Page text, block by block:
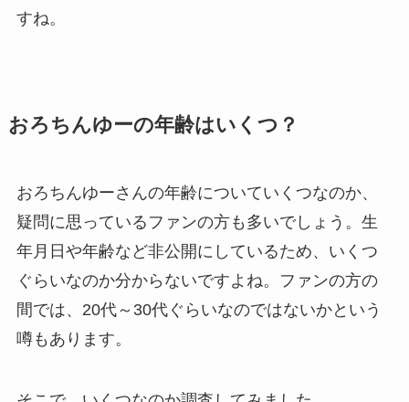
すね。
おろちんゆーの年齢はいくつ？
おろちんゆーさんの年齢についていくつなのか、
疑問に思っているファンの方も多いでしょう。生
年月日や年齢など非公開にしているため、いくつ
ぐらいなのか分からないですよね。ファンの方の
間では、20代～30代ぐらいなのではないかという
噂もあります。